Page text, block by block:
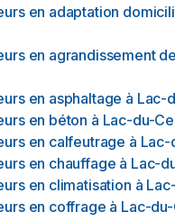
en adaptation
en agrandissement
en asphaltage à Lac-
en béton à Lac-du-
en calfeutrage à Lac-
en chauffage à Lac-
en climatisation à
en coffrage à Lac-